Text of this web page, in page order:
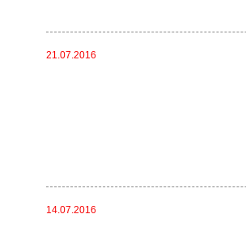
21.07.2016
14.07.2016